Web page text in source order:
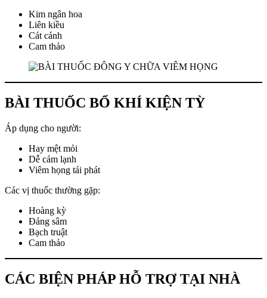
Kim ngân hoa
Liên kiều
Cát cánh
Cam thảo
BÀI THUỐC BỔ KHÍ KIỆN TỲ
Áp dụng cho người:
Hay mệt mỏi
Dễ cảm lạnh
Viêm họng tái phát
Các vị thuốc thường gặp:
Hoàng kỳ
Đảng sâm
Bạch truật
Cam thảo
CÁC BIỆN PHÁP HỖ TRỢ TẠI NHÀ